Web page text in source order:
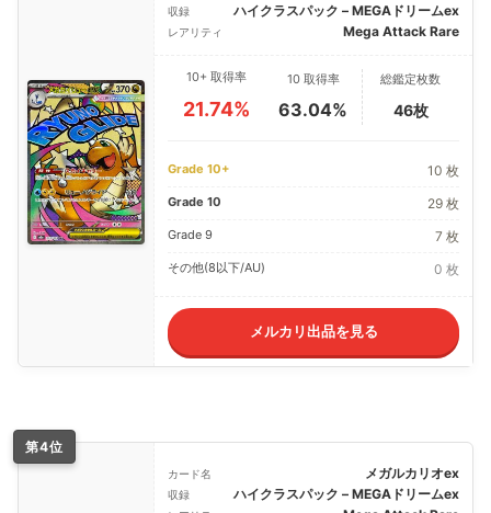
収録 ハイクラスパック – MEGAドリームex
レアリティ Mega Attack Rare
10+ 取得率
21.74%
10 取得率
63.04%
総鑑定枚数
46枚
Grade 10+ 10 枚
Grade 10 29 枚
Grade 9 7 枚
その他(8以下/AU) 0 枚
メルカリ出品を見る
第4位
カード名 メガルカリオex
収録 ハイクラスパック – MEGAドリームex